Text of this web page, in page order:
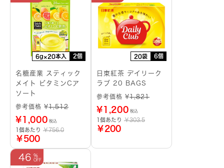
6g×20本入 2個
名糖産業 スティック
メイト ビタミンCア
ソート
参考価格 ¥1,512
¥1,000 税込
1個あたり ￥756.0
￥500
20袋 6個
日東紅茶 デイリーク
ラブ 20 BAGS
参考価格 ¥1,821
¥1,200 税込
1個あたり ￥303.5
￥200
46